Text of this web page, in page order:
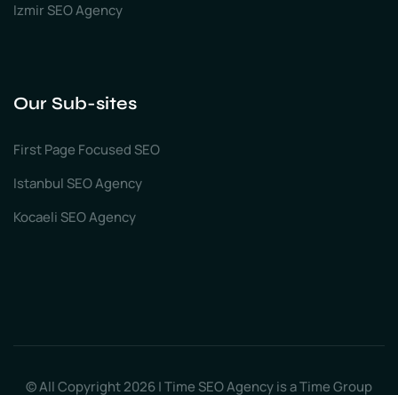
Izmir SEO Agency
Our Sub-sites
First Page Focused SEO
Istanbul SEO Agency
Kocaeli SEO Agency
© All Copyright 2026 | Time SEO Agency is a Time Group